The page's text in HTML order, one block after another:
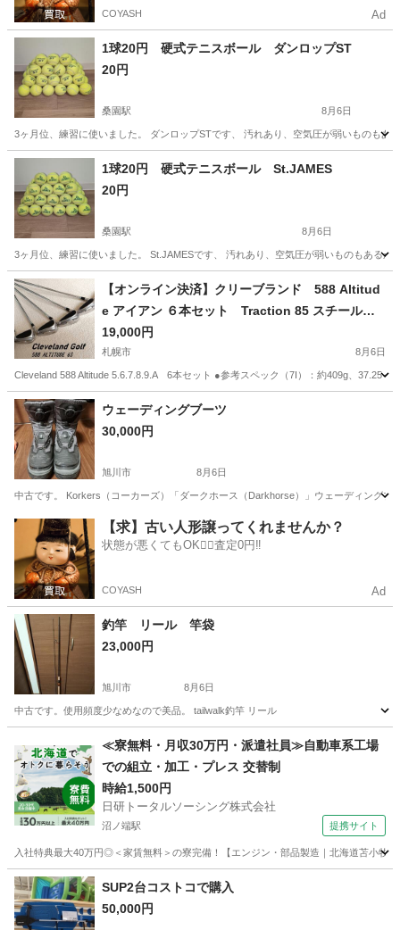
COYASH Ad
1球20円 硬式テニスボール ダンロップST
20円
桑園駅 8月6日
3ヶ月位、練習に使いました。 ダンロップSTです、 汚れあり、空気圧が弱いものも
北海道 札幌市 桑園駅 テニス
1球20円 硬式テニスボール St.JAMES
20円
桑園駅 8月6日
3ヶ月位、練習に使いました。 St.JAMESです、 汚れあり、空気圧が弱いものもある
北海道 札幌市 桑園駅 テニス JAMES
【オンライン決済】クリーブランド 588 Altitud
e アイアン ６本セット Traction 85 スチールシ
ャフト（S）
19,000円
札幌市 8月6日
Cleveland 588 Altitude 5.6.7.8.9.A 6本セット ●参考スペック（7I）：約409g、37.25イ
北海道 札幌市 ゴルフ
ウェーディングブーツ
30,000円
旭川市 8月6日
中古です。 Korkers（コーカーズ）「ダークホース（Darkhorse）」ウェーディングブ
北海道 旭川市 その他 ダークホース
【求】古い人形譲ってくれませんか？
状態が悪くてもOK🙆‍♀️査定0円‼️
COYASH Ad
釣竿 リール 竿袋
23,000円
旭川市 8月6日
中古です。使用頻度少なめなので美品。 tailwalk釣竿 リール
その他 釣竿
≪寮無料・月収30万円・派遣社員≫自動車系工場
での組立・加工・プレス 交替制
時給1,500円
日研トータルソーシング株式会社
沼ノ端駅 提携サイト
入社特典最大40万円◎＜家賃無料＞の寮完備！【エンジン・部品製造｜北海道苫小牧
北海道 苫小牧市 沼ノ端駅 その他
SUP2台コストコで購入
50,000円